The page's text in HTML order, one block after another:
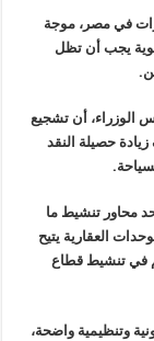
في مصر، موجة
يجب أن تظل
.
الوزراء، أن تشجيع
حصيلة النقد
.
محاور تنشيط ما
العقارية يتيح
في تنشيط قطاع
وتنظيمية واضحة،